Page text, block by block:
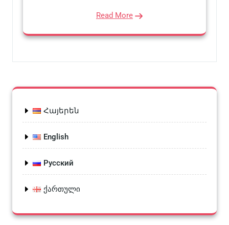
Read More
Հայերեն
English
Русский
ქართული